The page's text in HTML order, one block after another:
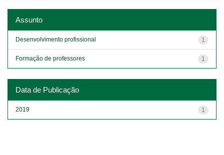
Assunto
1
Desenvolvimento profissional
1
Formação de professores
Data de Publicação
1
2019